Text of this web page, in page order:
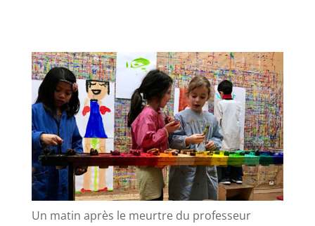
Un matin après le meurtre du professeur